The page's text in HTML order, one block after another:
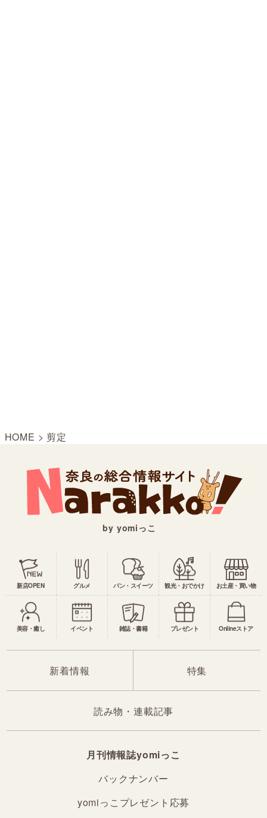
HOME > 剪定
by yomiっこ
新店OPEN グルメ パン・スイーツ 観光・おでかけ お土産・買い物
美容・癒し イベント 雑誌・書籍 プレゼント Onlineストア
新着情報 特集
読み物・連載記事
月刊情報誌yomiっこ
バックナンバー
yomiっこプレゼント応募